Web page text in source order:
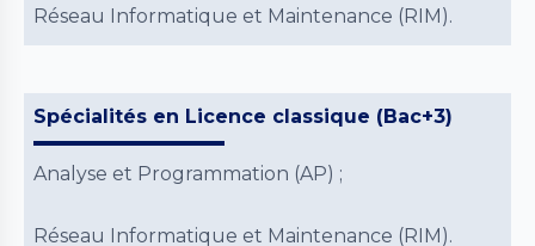
Réseau Informatique et Maintenance (RIM).
Spécialités en Licence classique (Bac+3)
Analyse et Programmation (AP) ;
Réseau Informatique et Maintenance (RIM).